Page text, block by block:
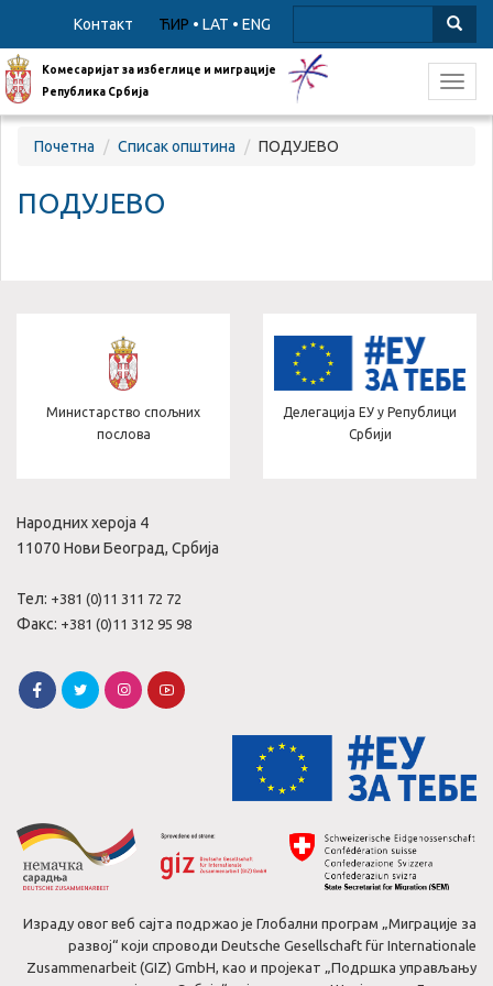
Контакт ЋИР • LAT • ENG
Комесаријат за избеглице и миграције
Република Србија
Почетна Списак општина ПОДУЈЕВО
ПОДУЈЕВО
Министарство спољних
послова
Делегација ЕУ у Републици
Србији
Народних хероја 4
11070 Нови Београд, Србија
Тел: +381 (0)11 311 72 72
Факс: +381 (0)11 312 95 98
Израду овог веб сајта подржао је Глобални програм „Миграције за
развој“ који спроводи Deutsche Gesellschaft für Internationale
Zusammenarbeit (GIZ) GmbH, као и пројекат „Подршка управљању